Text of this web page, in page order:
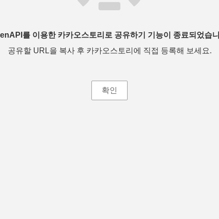
를 이용한 카카오스토리로 공유하기 기능이 종료되었습
공유할 URL을 복사 후 카카오스토리에 직접 등록해 보세요.
확인